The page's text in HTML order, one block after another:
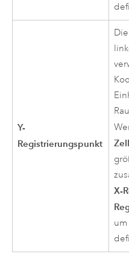
Y-
Registrierungspunkt
X-